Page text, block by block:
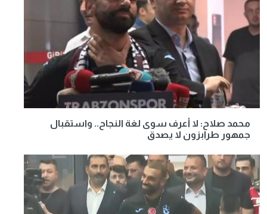
محمد صلاح: لا أعرف سوى لغة النجاح.. واستقبال
جمهور طرابزون لا يصدق